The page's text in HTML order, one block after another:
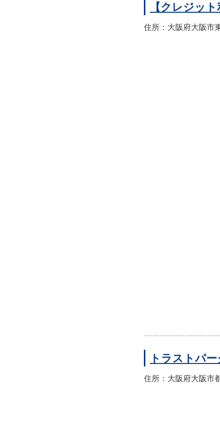
【クレジッ
住所：大阪府大阪市
トラストパ
住所：大阪府大阪市